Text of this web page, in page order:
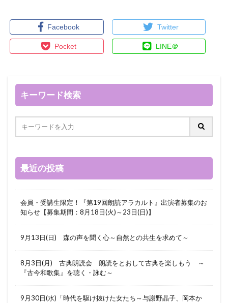
Facebook Twitter
Pocket LINE＠
キーワード検索
最近の投稿
会員・受講生限定！『第19回朗読アラカルト』出演者募集のお
知らせ【募集期間：8月18日(火)～23日(日)】
9月13日(日) 森の声を聞く心～自然との共生を求めて～
8月3日(月) 古典朗読会 朗読をとおして古典を楽しもう ～
『古今和歌集』を聴く・詠む～
9月30日(水)「時代を駆け抜けた女たち～与謝野晶子、岡本か